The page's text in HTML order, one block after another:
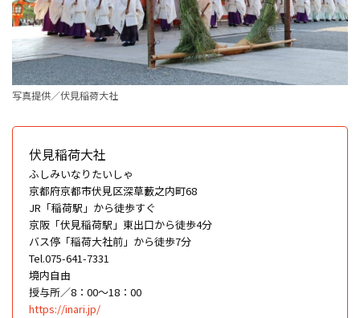
写真提供／伏見稲荷大社
伏見稲荷大社
ふしみいなりたいしゃ
京都府京都市伏見区深草藪之内町68
JR「稲荷駅」から徒歩すぐ
京阪「伏見稲荷駅」東出口から徒歩4分
バス停「稲荷大社前」から徒歩7分
Tel.075-641-7331
境内自由
授与所／8：00～18：00
https://inari.jp/